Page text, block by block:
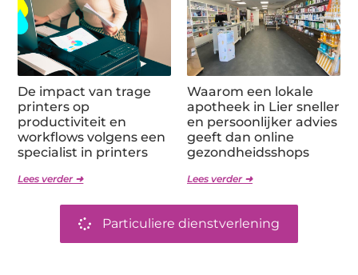
De impact van trage
printers op
productiviteit en
workflows volgens een
specialist in printers
Lees verder ➜
Waarom een lokale
apotheek in Lier sneller
en persoonlijker advies
geeft dan online
gezondheidsshops
Lees verder ➜
Particuliere dienstverlening